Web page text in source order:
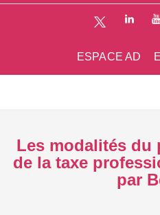
ESPACE AD
Les modalités du
de la taxe
par